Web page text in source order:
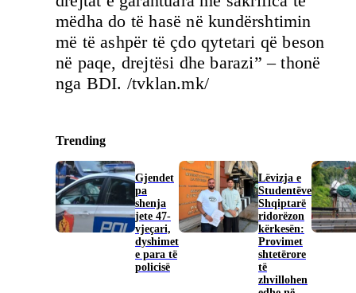
mëdha do të hasë në kundërshtimin
më të ashpër të çdo qytetari që beson
në paqe, drejtësi dhe barazi” – thonë
nga BDI. /tvklan.mk/
Trending
Gjendet
pa
shenja
jete 47-
vjeçari,
dyshimet
e para të
policisë
Lëvizja e
Studentëve
Shqiptarë
ridorëzon
kërkesën:
Provimet
shtetërore
të
zhvillohen